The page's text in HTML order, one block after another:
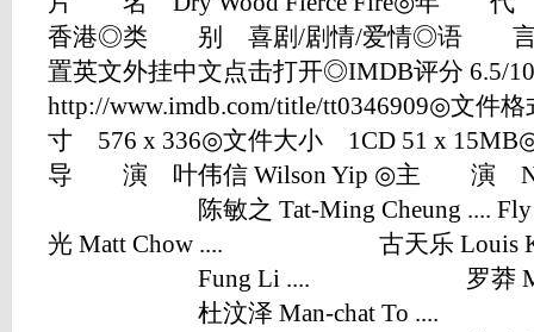
香港◎类 别 喜剧/剧情/爱情◎语
置英文外挂中文点击打开◎IMDB评分 6.5/
http://www.imdb.com/title/tt0346909◎文件
寸 576 x 336◎文件大小 1CD 51 x
导 演 叶伟信 Wilson Yip ◎主 演
陈敏之 Tat-Ming Cheung
光 Matt Chow .... 古天乐 Louis
Fung Li .... 罗莽 Meng Lo
杜汶泽 Man-chat To ....